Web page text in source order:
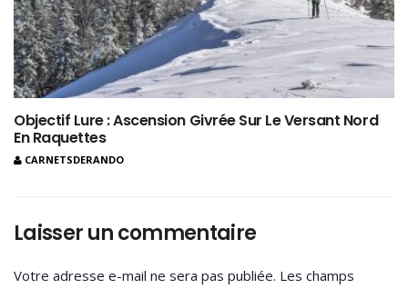
Objectif Lure : Ascension Givrée Sur Le Versant Nord
En Raquettes
CARNETSDERANDO
Laisser un commentaire
Votre adresse e-mail ne sera pas publiée. Les champs